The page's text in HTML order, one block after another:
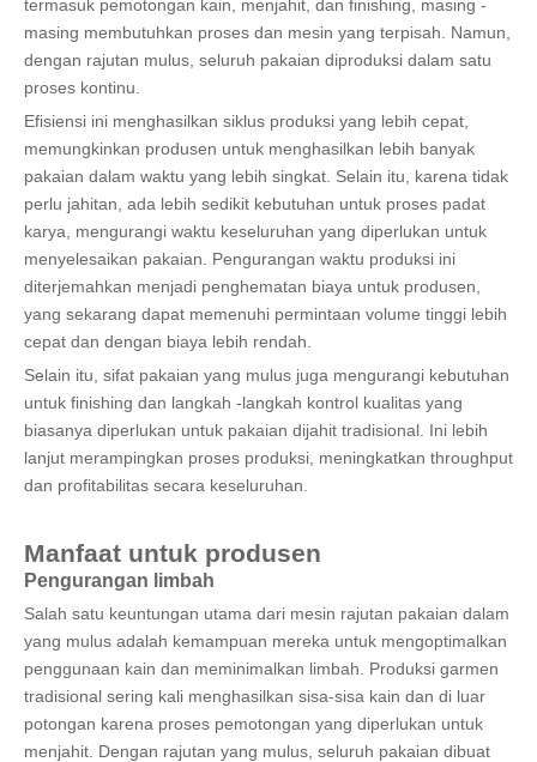
termasuk pemotongan kain, menjahit, dan finishing, masing -
masing membutuhkan proses dan mesin yang terpisah. Namun,
dengan rajutan mulus, seluruh pakaian diproduksi dalam satu
proses kontinu.
Efisiensi ini menghasilkan siklus produksi yang lebih cepat,
memungkinkan produsen untuk menghasilkan lebih banyak
pakaian dalam waktu yang lebih singkat. Selain itu, karena tidak
perlu jahitan, ada lebih sedikit kebutuhan untuk proses padat
karya, mengurangi waktu keseluruhan yang diperlukan untuk
menyelesaikan pakaian. Pengurangan waktu produksi ini
diterjemahkan menjadi penghematan biaya untuk produsen,
yang sekarang dapat memenuhi permintaan volume tinggi lebih
cepat dan dengan biaya lebih rendah.
Selain itu, sifat pakaian yang mulus juga mengurangi kebutuhan
untuk finishing dan langkah -langkah kontrol kualitas yang
biasanya diperlukan untuk pakaian dijahit tradisional. Ini lebih
lanjut merampingkan proses produksi, meningkatkan throughput
dan profitabilitas secara keseluruhan.
Manfaat untuk produsen
Pengurangan limbah
Salah satu keuntungan utama dari mesin rajutan pakaian dalam
yang mulus adalah kemampuan mereka untuk mengoptimalkan
penggunaan kain dan meminimalkan limbah. Produksi garmen
tradisional sering kali menghasilkan sisa-sisa kain dan di luar
potongan karena proses pemotongan yang diperlukan untuk
menjahit. Dengan rajutan yang mulus, seluruh pakaian dibuat